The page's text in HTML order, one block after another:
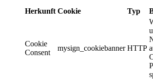
Herkunft Cookie Typ
Cookie
Consent
mysign_cookiebanner HTTP